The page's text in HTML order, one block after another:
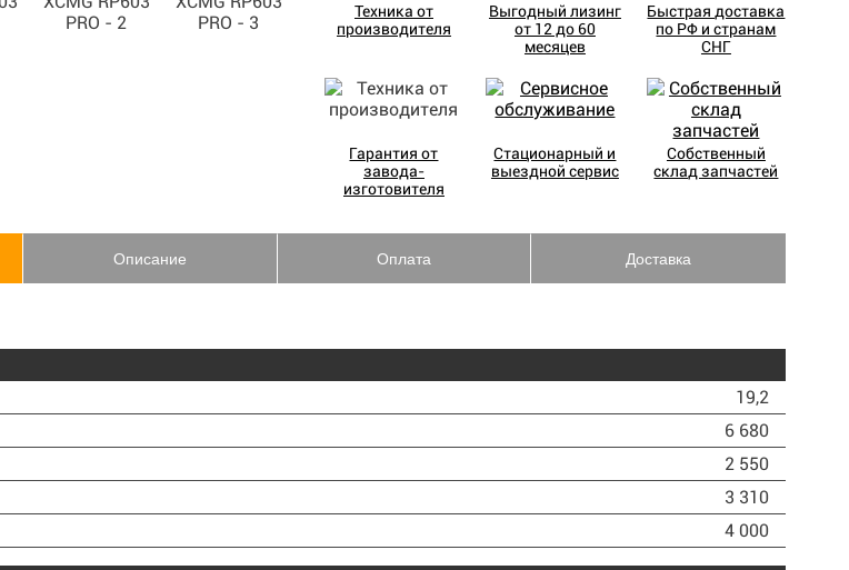
Техника от
производителя
Выгодный лизинг
от 12 до 60
месяцев
Быстрая доставка
по РФ и странам
СНГ
Гарантия от
завода-
изготовителя
Стационарный и
выездной сервис
Собственный
склад запчастей
Описание Оплата Доставка
19,2
6 680
2 550
3 310
4 000